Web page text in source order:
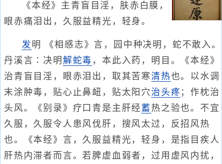
《本经》主青盲目淫，肤赤白膜，
眼赤痛泪出，久服益精光，轻身。
发 明 《相感志》言，园中种决明，蛇不敢入。
丹溪言∶决明 解蛇毒 ，本此入药，明目。《本经》
治青盲目淫，眼赤泪出，取其苦寒清热也。以水调
末涂肿毒，贴心止鼻衄，贴太阳穴 治头疼 ；作枕治
头风。《别录》疗口青是主肝经蓄 热之验也。不宜
久服，久服令人患风伐肝，搜风太过，反招风热
也。《本经》言，久服益精光，轻身，是指目疾人
肝热内滞者而言。若脾虚血弱者，过用虚风内扰，